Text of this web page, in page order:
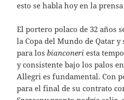
esto se habla hoy en la
El portero polaco de 32 años
la Copa del Mundo de Qatar
para losbianconeri esta
y consistente bajo los palos
Allegri es fundamental. Con
para el final de su contrato